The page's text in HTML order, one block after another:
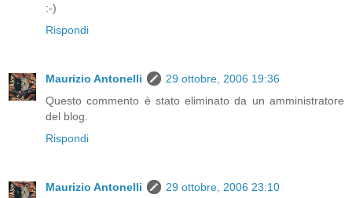
:-)
Rispondi
Maurizio Antonelli
29 ottobre, 2006 19:36
Questo commento è stato eliminato da un amministratore
del blog.
Rispondi
Maurizio Antonelli
29 ottobre, 2006 23:10